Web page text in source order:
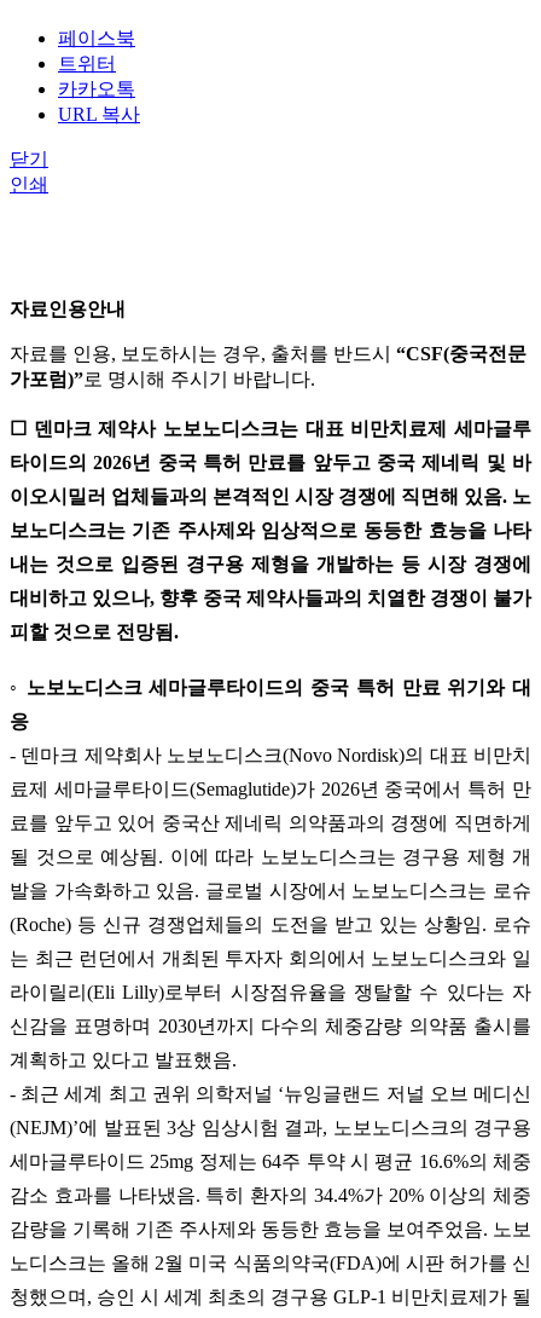
페이스북
트위터
카카오톡
URL 복사
닫기
인쇄
자료인용안내
자료를 인용, 보도하시는 경우, 출처를 반드시 “CSF(중국전문
가포럼)”로 명시해 주시기 바랍니다.
☐ 덴마크 제약사 노보노디스크는 대표 비만치료제 세마글루
타이드의 2026년 중국 특허 만료를 앞두고 중국 제네릭 및 바
이오시밀러 업체들과의 본격적인 시장 경쟁에 직면해 있음. 노
보노디스크는 기존 주사제와 임상적으로 동등한 효능을 나타
내는 것으로 입증된 경구용 제형을 개발하는 등 시장 경쟁에
대비하고 있으나, 향후 중국 제약사들과의 치열한 경쟁이 불가
피할 것으로 전망됨.
◦ 노보노디스크 세마글루타이드의 중국 특허 만료 위기와 대
응
- 덴마크 제약회사 노보노디스크(Novo Nordisk)의 대표 비만치
료제 세마글루타이드(Semaglutide)가 2026년 중국에서 특허 만
료를 앞두고 있어 중국산 제네릭 의약품과의 경쟁에 직면하게
될 것으로 예상됨. 이에 따라 노보노디스크는 경구용 제형 개
발을 가속화하고 있음. 글로벌 시장에서 노보노디스크는 로슈
(Roche) 등 신규 경쟁업체들의 도전을 받고 있는 상황임. 로슈
는 최근 런던에서 개최된 투자자 회의에서 노보노디스크와 일
라이릴리(Eli Lilly)로부터 시장점유율을 쟁탈할 수 있다는 자
신감을 표명하며 2030년까지 다수의 체중감량 의약품 출시를
계획하고 있다고 발표했음.
- 최근 세계 최고 권위 의학저널 ‘뉴잉글랜드 저널 오브 메디신
(NEJM)’에 발표된 3상 임상시험 결과, 노보노디스크의 경구용
세마글루타이드 25mg 정제는 64주 투약 시 평균 16.6%의 체중
감소 효과를 나타냈음. 특히 환자의 34.4%가 20% 이상의 체중
감량을 기록해 기존 주사제와 동등한 효능을 보여주었음. 노보
노디스크는 올해 2월 미국 식품의약국(FDA)에 시판 허가를 신
청했으며, 승인 시 세계 최초의 경구용 GLP-1 비만치료제가 될